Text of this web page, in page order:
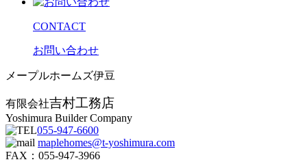
CONTACT
お問い合わせ
メープルホームズ伊豆
有限会社吉村工務店
Yoshimura Builder Company
055-947-6600
maplehomes@t-yoshimura.com
FAX：055-947-3966